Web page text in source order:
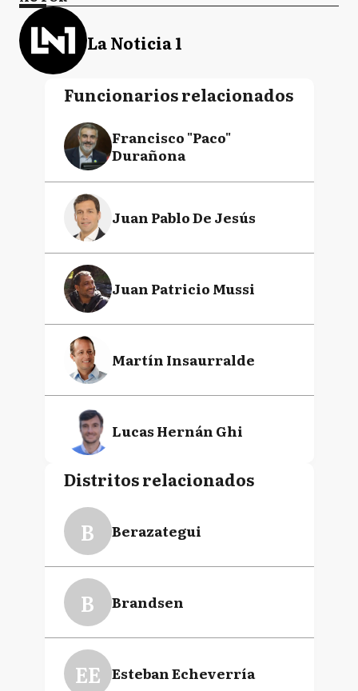
La Noticia 1
Funcionarios relacionados
Francisco "Paco"
Durañona
Juan Pablo De Jesús
Juan Patricio Mussi
Martín Insaurralde
Lucas Hernán Ghi
Fernando Gray
Daniel Osvaldo Scioli
Distritos relacionados
B Berazategui
B Brandsen
EE Esteban Echeverría